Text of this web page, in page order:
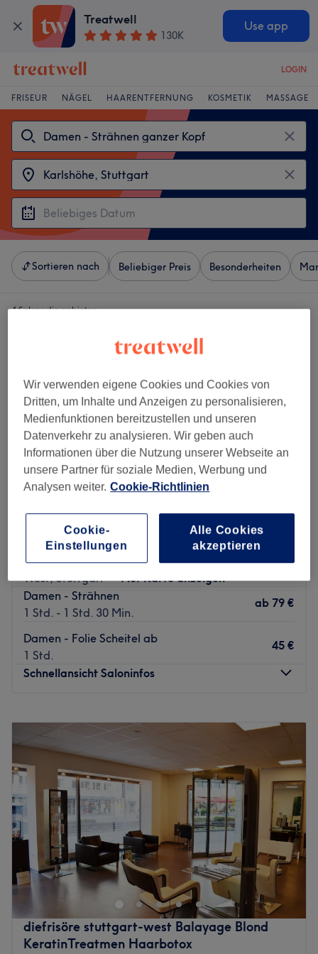
Treatwell
130K
Use app
LOGIN
FRISEUR NÄGEL HAARENTFERNUNG KOSMETIK MASSAGE
Sortieren nach Beliebiger Preis Besonderheiten
4 Salons die anbieten:
Salon West
4,7
798 Bewertungen
West, Stuttgart
Auf Karte anzeigen
Damen - Strähnen
1 Std. - 1 Std. 30 Min.
ab 79 €
Damen - Folie Scheitel ab
1 Std.
45 €
Schnellansicht Saloninfos
11:00–20:30
Mittwoch
Donnerstag
Geschlossen
Freitag
10:30–
18:45
Samstag
09:30 –
15:00
Sonntag
Geschlossen
Sie sehnen sich nach einem kompletten
Verwöhnprogramm für Ihre Haare und Sinne? Im Zentrum
Stuttgarts zwischen Schwabstraße und Hölderlinplatz
begrüßt Sie die professionelle und ambitionierte
Friseurmeisterin Claudia Zimmermann und ihr
engagiertes Team.
diefrisöre stuttgart-west Balayage Blond
KeratinTreatmen Haarbotox
Wir verwenden eigene Cookies und Cookies von
Dritten, um Inhalte und Anzeigen zu personalisieren,
Medienfunktionen bereitzustellen und unseren
Datenverkehr zu analysieren. Wir geben auch
Informationen über die Nutzung unserer Webseite an
unsere Partner für soziale Medien, Werbung und
Analysen weiter. Cookie-Richtlinien
Cookie-
Einstellungen
Alle Cookies
akzeptieren